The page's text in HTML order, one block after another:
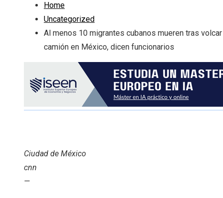
Home
Uncategorized
Al menos 10 migrantes cubanos mueren tras volcar
camión en México, dicen funcionarios
Ciudad de México
cnn
—